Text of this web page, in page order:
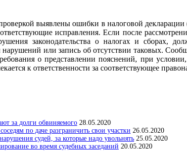
выявлены ошибки в налоговой декларации
исправления. Если после
законодательства о налогах и сборах,
или запись об отсутствии таковых.
о представлении пояснений, при
к ответственности за соответствующее
за долги обвиняемого 28.05.2020
по даче разграничить свои участки 26.05.2020
судей, за которые надо увольнять 25.05.2020
во время судебных заседаний 20.05.2020